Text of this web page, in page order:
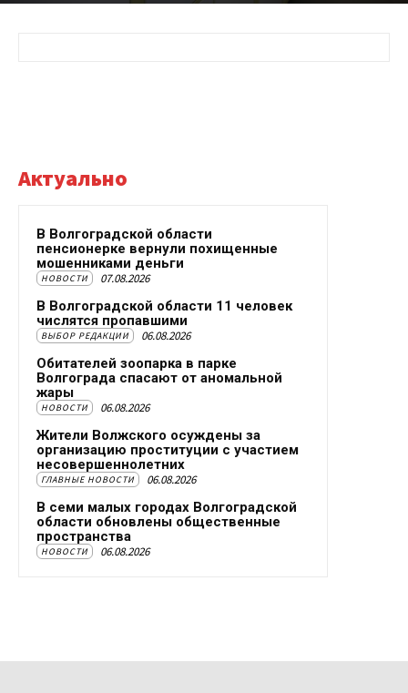
Актуально
В Волгоградской области
пенсионерке вернули похищенные
мошенниками деньги
НОВОСТИ 07.08.2026
В Волгоградской области 11 человек
числятся пропавшими
ВЫБОР РЕДАКЦИИ 06.08.2026
Обитателей зоопарка в парке
Волгограда спасают от аномальной
жары
НОВОСТИ 06.08.2026
Жители Волжского осуждены за
организацию проституции с участием
несовершеннолетних
ГЛАВНЫЕ НОВОСТИ 06.08.2026
В семи малых городах Волгоградской
области обновлены общественные
пространства
НОВОСТИ 06.08.2026